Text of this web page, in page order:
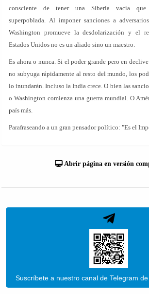
consciente de tener una Siberia vacía
superpoblada. Al imponer sanciones a
Washington promueve la desdolarización y el
Estados Unidos no es un aliado sino un maestro.
Es ahora o nunca. Si el poder grande pero en
no subyuga rápidamente al resto del mundo, los
lo inundarán. Incluso la India crece. O bien las
o Washington comienza una guerra mundial. O
país más.
Parafraseando a un gran pensador político: "Es el
Abrir página en versión
Suscríbete a nuestro canal de Telegram